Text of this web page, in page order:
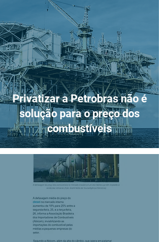
Privatizar a Petrobras não é
solução para o preço dos
combustíveis